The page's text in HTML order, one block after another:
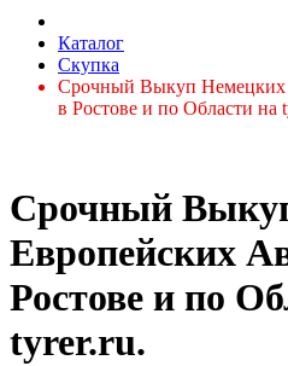
Каталог
Скупка
Срочный Выкуп Немецких
в Ростове и по Области на
Срочный
Европейских
Ростове и по
tyrer.ru.